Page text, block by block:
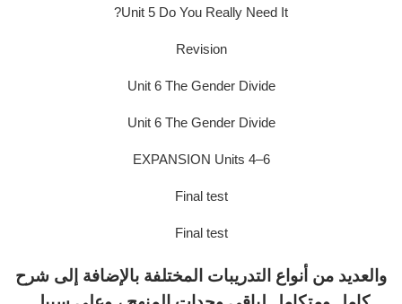
Unit 5 Do You Really Need It?
Revision
Unit 6 The Gender Divide
Unit 6 The Gender Divide
EXPANSION Units 4–6
Final test
Final test
والعديد من أنواع التدريبات المختلفة بالإضافة إلى شرح